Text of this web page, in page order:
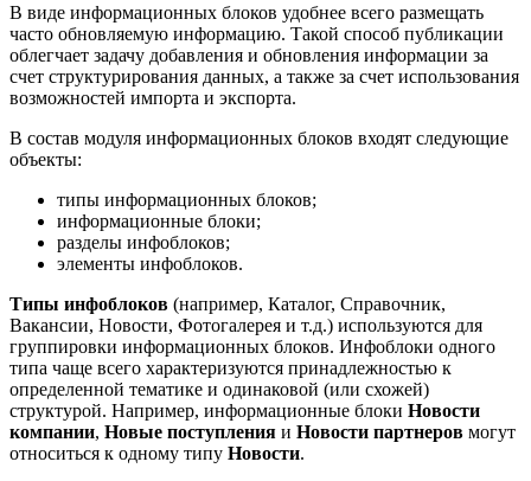
В виде информационных блоков удобнее всего размещать
часто обновляемую информацию. Такой способ публикации
облегчает задачу добавления и обновления информации за
счет структурирования данных, а также за счет использования
возможностей импорта и экспорта.
В состав модуля информационных блоков входят следующие
объекты:
типы информационных блоков;
информационные блоки;
разделы инфоблоков;
элементы инфоблоков.
Типы инфоблоков (например, Каталог, Справочник,
Вакансии, Новости, Фотогалерея и т.д.) используются для
группировки информационных блоков. Инфоблоки одного
типа чаще всего характеризуются принадлежностью к
определенной тематике и одинаковой (или схожей)
структурой. Например, информационные блоки Новости
компании, Новые поступления и Новости партнеров могут
относиться к одному типу Новости.